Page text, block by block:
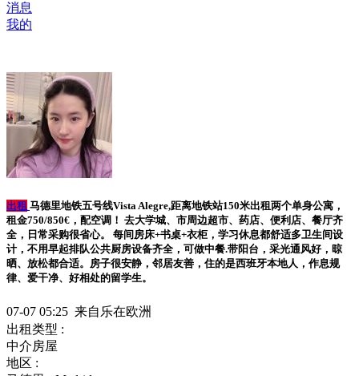
消息
我的
出租 马德里地铁五号线Vista Alegre,距离地铁站150米出租两个单身公寓，
租金750/850€，配空调！ 去大学城、市周边超市、药店、便利店、餐厅齐
全，日常采购很省心。 每间房床+书桌+衣柜，学习休息都舒适多卫生间设
计，不用早起排队公共厨房设备齐全，可做中餐.带阳台，采光通风好，晾
晒、放松都合适。房子很安静，邻居友善，住的是西班牙本地人，作息规
律、爱干净、好相处的留学生。
07-07 05:25 来自乐在欧洲
出租类型 :
中介房屋
地区 :